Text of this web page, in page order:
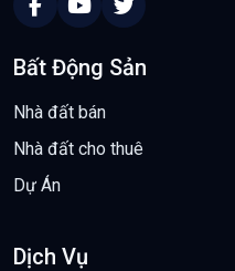
Bất Động Sản
Nhà đất bán
Nhà đất cho thuê
Dự Án
Dịch Vụ